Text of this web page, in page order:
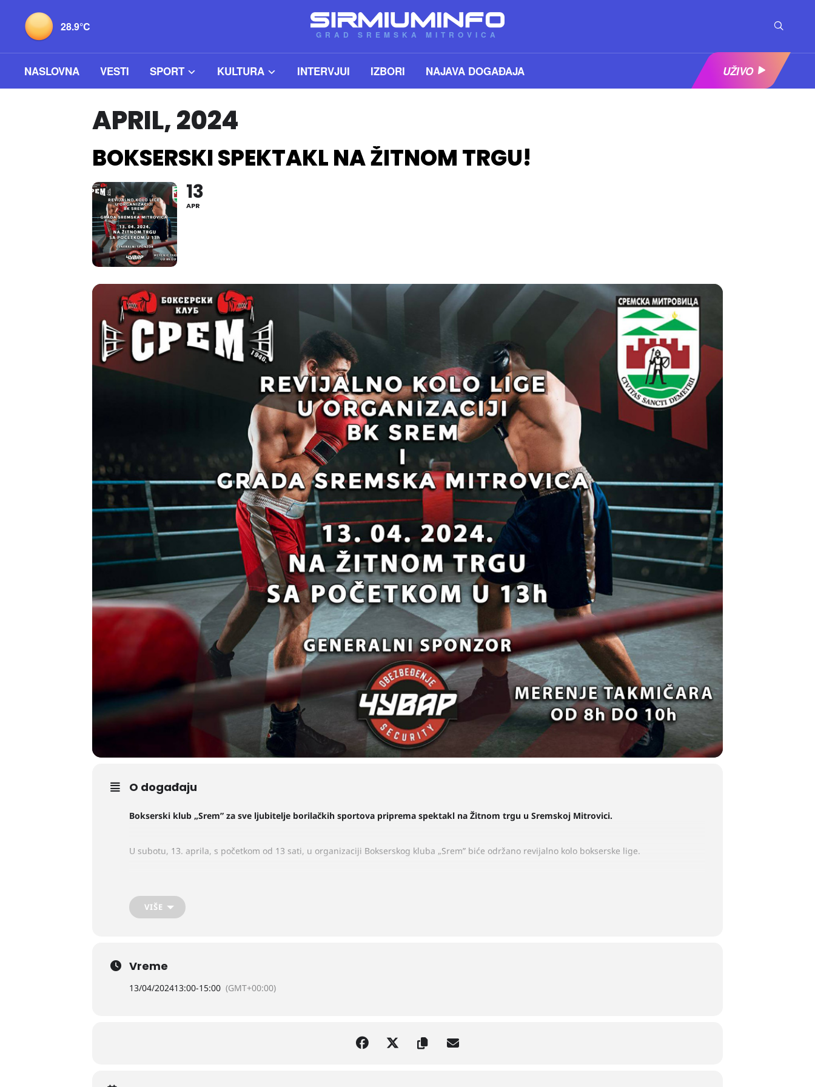
28.9°C
GRAD SREMSKA MITROVICA
NASLOVNA VESTI SPORT KULTURA INTERVJUI IZBORI NAJAVA DOGAĐAJA UŽIVO
APRIL, 2024
BOKSERSKI SPEKTAKL NA ŽITNOM TRGU!
13
APR
O događaju
Bokserski klub „Srem” za sve ljubitelje borilačkih sportova priprema spektakl na Žitnom trgu u Sremskoj Mitrovici.
U subotu, 13. aprila, s početkom od 13 sati, u organizaciji Bokserskog kluba „Srem” biće održano revijalno kolo bokserske lige.
VIŠE
Vreme
13/04/202413:00-15:00 (GMT+00:00)